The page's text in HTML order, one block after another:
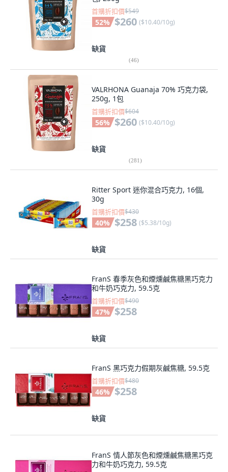
首購折扣價$549
52% $260 ($10.40/10g)
缺貨
(46)
VALRHONA Guanaja 70% 巧克力袋,
250g, 1包
首購折扣價$604
56% $260 ($10.40/10g)
缺貨
(281)
Ritter Sport 迷你混合巧克力, 16個,
30g
首購折扣價$430
40% $258 ($5.38/10g)
缺貨
FranS 春季灰色和煙燻鹹焦糖黑巧克力
和牛奶巧克力, 59.5克
首購折扣價$490
47% $258
缺貨
FranS 黑巧克力假期灰鹹焦糖, 59.5克
首購折扣價$480
46% $258
缺貨
FranS 情人節灰色和煙燻鹹焦糖黑巧克
力和牛奶巧克力, 59.5克